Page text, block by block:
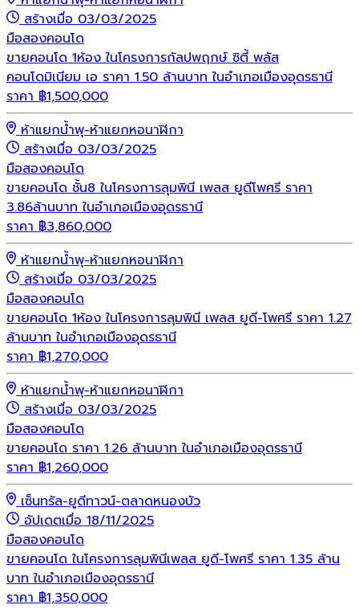
สร้างเมื่อ 03/03/2025
มือสองคอนโด
ขายคอนโด 1ห้อง ในโครงการกัลปพฤกษ์ ซิตี้ พลัส
คอนโดมิเนียม เอ ราคา 1.50 ล้านบาท ในอำเภอเมืองอุดรธานี
ราคา ฿1,500,000
ห้าแยกน้ำพุ-ห้าแยกหอนาฬิกา
สร้างเมื่อ 03/03/2025
มือสองคอนโด
ขายคอนโด ชั้น8 ในโครงการลุมพินี เพลส ยูดีโพศรี ราคา
3.86ล้านบาท ในอำเภอเมืองอุดรธานี
ราคา ฿3,860,000
ห้าแยกน้ำพุ-ห้าแยกหอนาฬิกา
สร้างเมื่อ 03/03/2025
มือสองคอนโด
ขายคอนโด 1ห้อง ในโครงการลุมพินี เพลส ยูดี-โพศรี ราคา 1.27
ล้านบาท ในอำเภอเมืองอุดรธานี
ราคา ฿1,270,000
ห้าแยกน้ำพุ-ห้าแยกหอนาฬิกา
สร้างเมื่อ 03/03/2025
มือสองคอนโด
ขายคอนโด ราคา 1.26 ล้านบาท ในอำเภอเมืองอุดรธานี
ราคา ฿1,260,000
เซ็นทรัล-ยูดีทาวน์-ตลาดหนองบัว
อัปเดตเมื่อ 18/11/2025
มือสองคอนโด
ขายคอนโด ในโครงการลุมพินีเพลส ยูดี-โพศรี ราคา 1.35 ล้าน
บาท ในอำเภอเมืองอุดรธานี
ราคา ฿1,350,000